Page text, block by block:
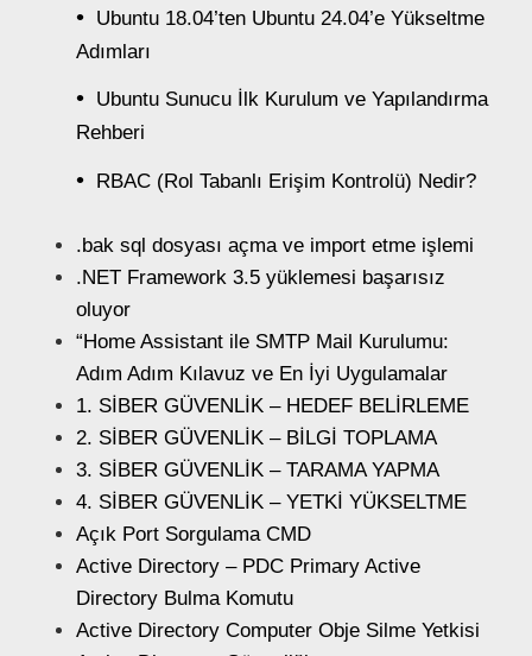
Ubuntu 18.04’ten Ubuntu 24.04’e Yükseltme
Adımları
Ubuntu Sunucu İlk Kurulum ve Yapılandırma
Rehberi
RBAC (Rol Tabanlı Erişim Kontrolü) Nedir?
.bak sql dosyası açma ve import etme işlemi
.NET Framework 3.5 yüklemesi başarısız
oluyor
“Home Assistant ile SMTP Mail Kurulumu:
Adım Adım Kılavuz ve En İyi Uygulamalar
1. SİBER GÜVENLİK – HEDEF BELİRLEME
2. SİBER GÜVENLİK – BİLGİ TOPLAMA
3. SİBER GÜVENLİK – TARAMA YAPMA
4. SİBER GÜVENLİK – YETKİ YÜKSELTME
Açık Port Sorgulama CMD
Active Directory – PDC Primary Active
Directory Bulma Komutu
Active Directory Computer Obje Silme Yetkisi